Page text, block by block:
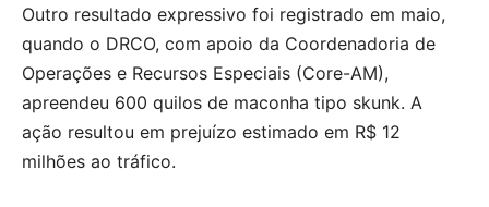
Outro resultado expressivo foi registrado em maio,
quando o DRCO, com apoio da Coordenadoria de
Operações e Recursos Especiais (Core-AM),
apreendeu 600 quilos de maconha tipo skunk. A
ação resultou em prejuízo estimado em R$ 12
milhões ao tráfico.